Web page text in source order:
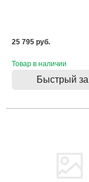
25 795 pуб.
Товар в наличии
Быстрый